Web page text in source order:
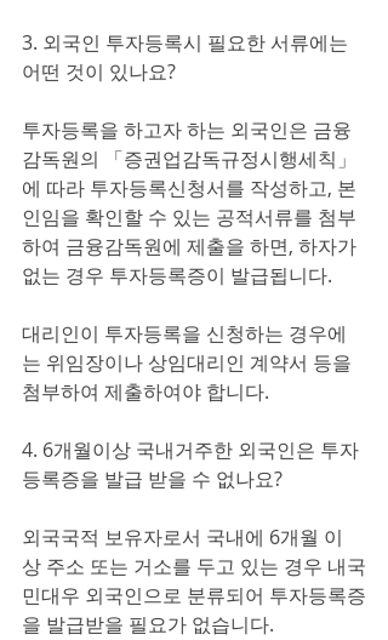
3. 외국인 투자등록시 필요한 서류에는
어떤 것이 있나요?
투자등록을 하고자 하는 외국인은 금융
감독원의 「증권업감독규정시행세칙」
에 따라 투자등록신청서를 작성하고, 본
인임을 확인할 수 있는 공적서류를 첨부
하여 금융감독원에 제출을 하면, 하자가
없는 경우 투자등록증이 발급됩니다.
대리인이 투자등록을 신청하는 경우에
는 위임장이나 상임대리인 계약서 등을
첨부하여 제출하여야 합니다.
4. 6개월이상 국내거주한 외국인은 투자
등록증을 발급 받을 수 없나요?
외국국적 보유자로서 국내에 6개월 이
상 주소 또는 거소를 두고 있는 경우 내국
민대우 외국인으로 분류되어 투자등록증
을 발급받을 필요가 없습니다.